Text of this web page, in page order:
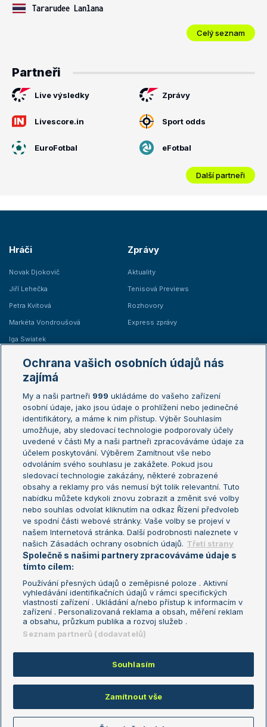
Tararudee Lanlana
Celý seznam
Partneři
Live výsledky Zprávy
Livescore.in Sport odds
EuroFotbal eFotbal
Další partneři
Hráči
Novak Djokovič
Jiří Lehečka
Petra Kvitová
Markéta Vondroušová
Iga Swiatek
Zprávy
Aktuality
Tenisová Previews
Rozhovory
Express zprávy
Žebříčky
Žebříček ATP (muži)
Žebříček WTA (ženy)
Sázkařský žebříček
Australian Open
French Open
Wimbledon
US Open
Turnaj mistrů
Turnaj mistryň
Aktualní trendy
Fotbalové přestupy
Livesport Daily
LS Prague Open
Podmínky užití
Nastavení soukromí
GDPR a žurnalistika
Reklama
Kontakt
Informace o zpracování osobních
údajů
Copyright © 2008-2026 TenisPortal.cz. Využíváme zpravodajství ČTK.
Ochrana vašich osobních údajů nás
zajímá
My a naši partneři 999 ukládáme do vašeho zařízení
osobní údaje, jako jsou údaje o prohlížení nebo jedinečné
identifikátory, a máme k nim přístup. Výběr Souhlasím
umožňuje, aby sledovací technologie podporovaly účely
uvedené v části My a naši partneři zpracováváme údaje za
účelem poskytování. Výběrem Zamítnout vše nebo
odvoláním svého souhlasu je zakážete. Pokud jsou
sledovací technologie zakázány, některé zobrazené
obsahy a reklamy pro vás nemusí být tolik relevantní. Tuto
nabídku můžete kdykoli znovu zobrazit a změnit své volby
nebo souhlas odvolat kliknutím na odkaz Řízení předvoleb
ve spodní části webové stránky. Vaše volby se projeví v
našem Internetová stránka. Další podrobnosti naleznete v
našich Zásadách ochrany osobních údajů. Třetí strany
Společně s našimi partnery zpracováváme údaje s
tímto cílem:
Používání přesných údajů o zeměpisné poloze . Aktivní
vyhledávání identifikačních údajů v rámci specifických
vlastností zařízení . Ukládání a/nebo přístup k informacím v
zařízení . Personalizovaná reklama a obsah, měření reklam
a obsahu, průzkum publika a rozvoj služeb .
Seznam partnerů (dodavatelů)
Souhlasím
Zamítnout vše